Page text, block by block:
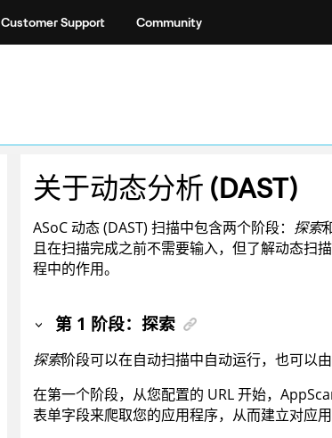
Customer Support Community
关于动态分析 (DAST)
ASoC动态 (DAST) 扫描中包含两个阶段： 探索
且在扫描完成之前不需要输入，但了解动态扫
程中的作用。
第 1 阶段：探索
探索阶段可以在自动扫描中自动运行，也可以
在第一个阶段，从您配置的 URL 开始，
表单字段来爬取您的应用程序，从而建立对应